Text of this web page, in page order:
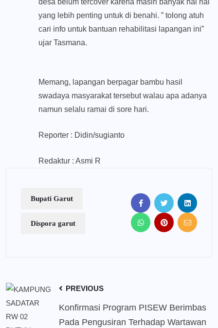
desa belum tercover karena masih banyak hal hal
yang lebih penting untuk di benahi. ” tolong atuh
cari info untuk bantuan rehabilitasi lapangan ini”
ujar Tasmana.
Memang, lapangan berpagar bambu hasil
swadaya masyarakat tersebut walau apa adanya
namun selalu ramai di sore hari.
Reporter : Didin/sugianto
Redaktur : Asmi R
Bupati Garut
Dispora garut
PREVIOUS
Konfirmasi Program PISEW Berimbas
Pada Pengusiran Terhadap Wartawan